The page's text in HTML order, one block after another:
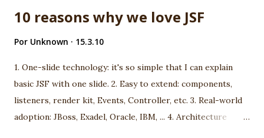
10 reasons why we love JSF
Por Unknown 15.3.10
1. One-slide technology: it's so simple that I can explain
basic JSF with one slide. 2. Easy to extend: components,
listeners, render kit, Events, Controller, etc. 3. Real-world
adoption: JBoss, Exadel, Oracle, IBM, ... 4. Architecture